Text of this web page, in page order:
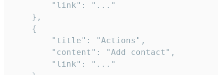
        "link": "..."
    },
    {
        "title": "Actions",
        "content": "Add contact",
        "link": "..."